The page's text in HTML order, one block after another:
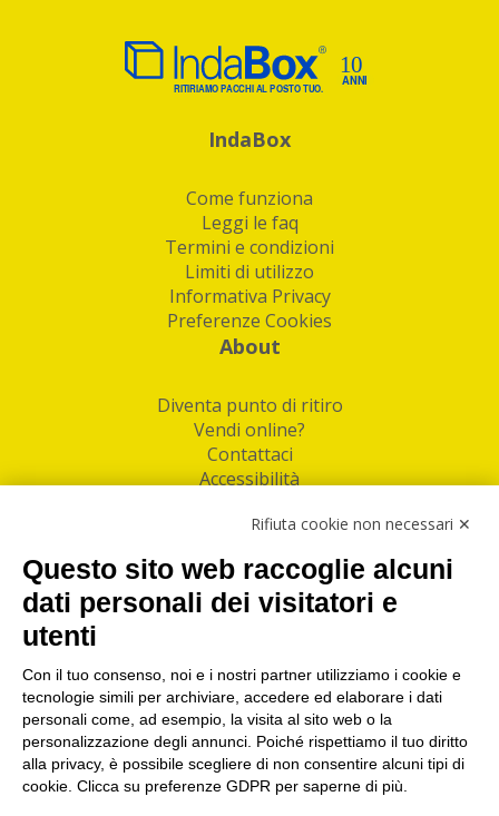
IndaBox
Come funziona
Leggi le faq
Termini e condizioni
Limiti di utilizzo
Informativa Privacy
Preferenze Cookies
About
Diventa punto di ritiro
Vendi online?
Contattaci
Accessibilità
Facebook
Linkedin
I nostri punti di ritiro e spedizione pacchi nelle
maggiori città italiane
Torino|Milano|Roma|Bologna|Firenze| Genova
Napoli|Varese
Rifiuta cookie non necessari ✕
Questo sito web raccoglie alcuni
dati personali dei visitatori e
utenti
Con il tuo consenso, noi e i nostri partner utilizziamo i cookie e
tecnologie simili per archiviare, accedere ed elaborare i dati
personali come, ad esempio, la visita al sito web o la
personalizzazione degli annunci. Poiché rispettiamo il tuo diritto
alla privacy, è possibile scegliere di non consentire alcuni tipi di
cookie. Clicca su preferenze GDPR per saperne di più.